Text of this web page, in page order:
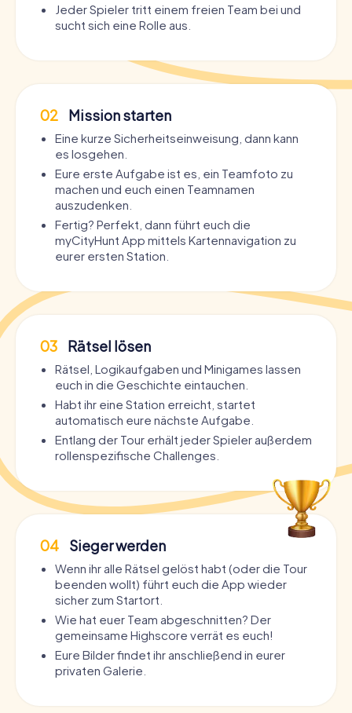
Jeder Spieler tritt einem freien Team bei und
sucht sich eine Rolle aus.
02 Mission starten
Eine kurze Sicherheitseinweisung, dann kann
es losgehen.
Eure erste Aufgabe ist es, ein Teamfoto zu
machen und euch einen Teamnamen
auszudenken.
Fertig? Perfekt, dann führt euch die
myCityHunt App mittels Kartennavigation zu
eurer ersten Station.
03 Rätsel lösen
Rätsel, Logikaufgaben und Minigames lassen
euch in die Geschichte eintauchen.
Habt ihr eine Station erreicht, startet
automatisch eure nächste Aufgabe.
Entlang der Tour erhält jeder Spieler außerdem
rollenspezifische Challenges.
04 Sieger werden
Wenn ihr alle Rätsel gelöst habt (oder die Tour
beenden wollt) führt euch die App wieder
sicher zum Startort.
Wie hat euer Team abgeschnitten? Der
gemeinsame Highscore verrät es euch!
Eure Bilder findet ihr anschließend in eurer
privaten Galerie.